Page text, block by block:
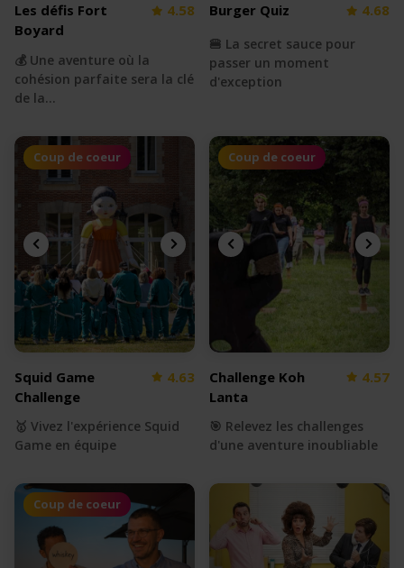
Les défis Fort
Boyard
4.58
💰 Une aventure où la
cohésion parfaite sera la clé
de la…
Burger Quiz 4.68
🍔 La secret sauce pour
passer un moment
d'exception
Coup de coeur
Squid Game
Challenge
4.63
🥇 Vivez l'expérience Squid
Game en équipe
Coup de coeur
Challenge Koh
Lanta
4.57
🎯 Relevez les challenges
d'une aventure inoubliable
Coup de coeur